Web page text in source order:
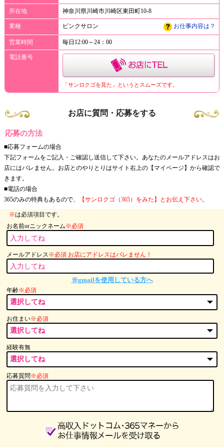
所在地 神奈川県川崎市川崎区東田町10-8
業種 ピンクサロン お仕事内容は？
営業時間 毎日12:00～24：00
電話番号
「サンロクゴを見た」というとスムーズです。
お店に質問・応募をする
応募の方法
■応募フォームの場合
下記フォームをご記入・ご確認し送信して下さい。あなたのメールアドレスはお
店にはバレません。お店とのやりとりはサイト右上の【マイページ】から確認で
きます。
■電話の場合
365のみの特典もあるので、
【サンロクゴ（365）をみた】とお伝え下さい。
※は必須項目です。
お名前orニックネーム※必須
メールアドレス※必須 お店にアドレスはバレません！
※gmailを使用している方へ
年齢※必須
お住まい※必須
経験有無
応募質問※必須